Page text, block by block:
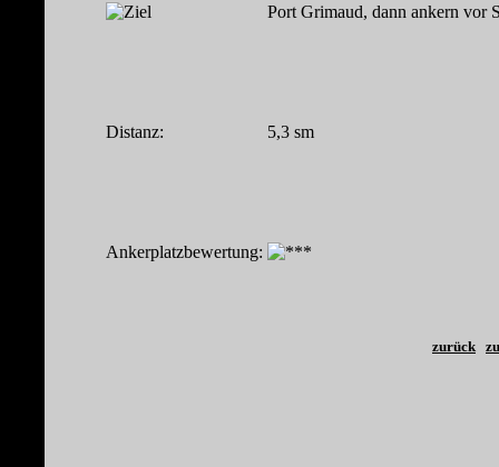
Port Grimaud, dann ankern vor
Distanz: 5,3 sm
Ankerplatzbewertung:
zurück